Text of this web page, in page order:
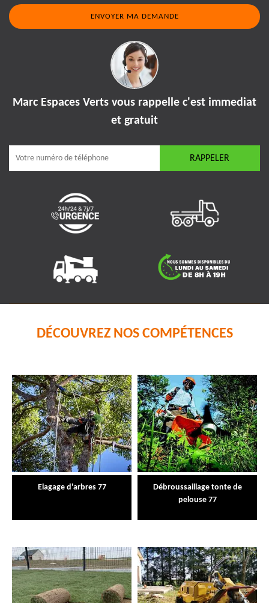
Marc Espaces Verts vous rappelle c'est immediat
et gratuit
DÉCOUVREZ NOS COMPÉTENCES
Elagage d'arbres 77
Débroussaillage tonte de
pelouse 77